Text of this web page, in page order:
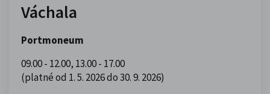
Váchala
Portmoneum
09.00 - 12.00, 13.00 - 17.00
(platné od 1. 5. 2026 do 30. 9. 2026)